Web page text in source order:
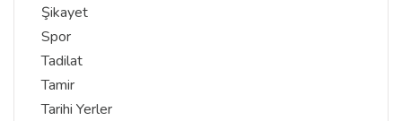
Şikayet
Spor
Tadilat
Tamir
Tarihi Yerler